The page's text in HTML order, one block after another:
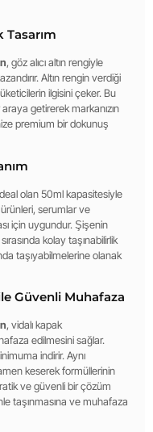
Tasarım
, göz alıcı altın rengiyle
Altın rengin verdiği
ilgisini çeker. Bu
getirerek markanızın
premium bir dokunuş
olan 50ml kapasitesiyle
serumlar ve
için uygundur. Şişenin
kolay taşınabilirlik
taşıyabilmelerine olanak
Güvenli Muhafaza
, vidalı kapak
edilmesini sağlar.
indirir. Aynı
keserek formüllerinin
ve güvenli bir çözüm
taşınmasına ve muhafaza